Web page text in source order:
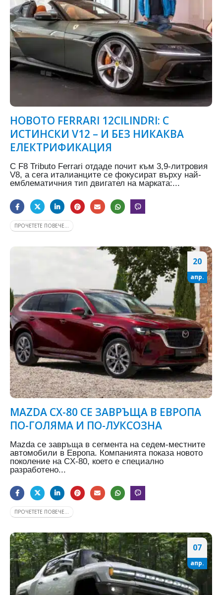
НОВОТО FERRARI 12CILINDRI: С
ИСТИНСКИ V12 – И БЕЗ НИКАКВА
ЕЛЕКТРИФИКАЦИЯ
С F8 Tributo Ferrari отдаде почит към 3,9-литровия
V8, а сега италианците се фокусират върху най-
емблематичния тип двигател на марката:...
ПРОЧЕТЕТЕ ПОВЕЧЕ...
20
апр.
MAZDA CX-80 СЕ ЗАВРЪЩА В ЕВРОПА
ПО-ГОЛЯМА И ПО-ЛУКСОЗНА
Mazda се завръща в сегмента на седем-местните
автомобили в Европа. Компанията показа новото
поколение на CX-80, което е специално
разработено...
ПРОЧЕТЕТЕ ПОВЕЧЕ...
07
апр.